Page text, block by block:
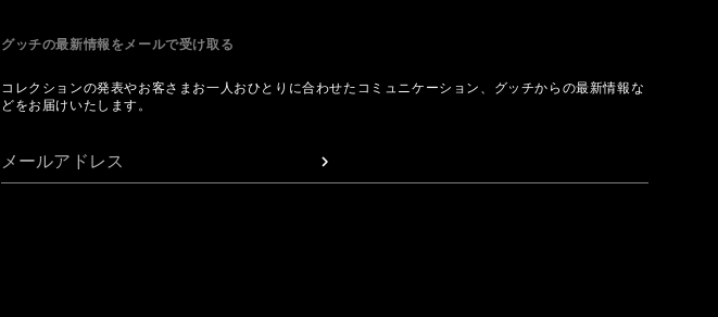
グッチの最新情報をメールで受け取る
コレクションの発表やお客さまお一人おひとりに合わせたコミュニケーション、グッチからの最新情報な
どをお届けいたします。
メールアドレス